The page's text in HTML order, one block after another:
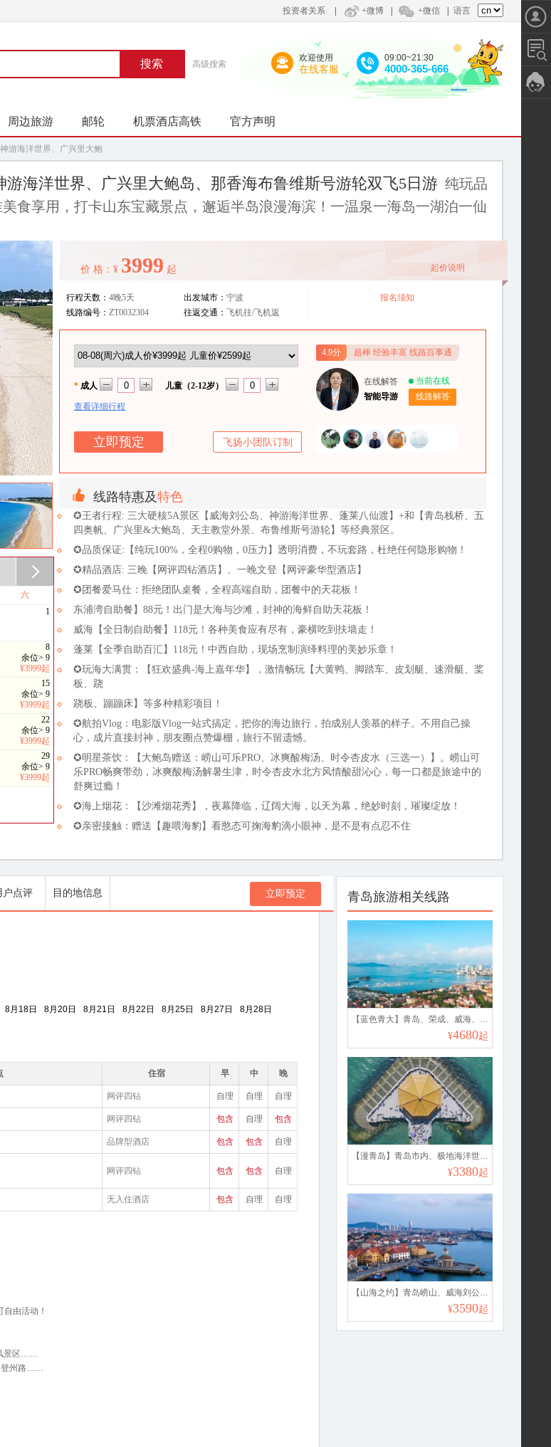
投资者关系 +微博 +微信 语言
搜索 高级搜索
欢迎使用
在线客服
09:00~21:30
4000-365-666
周边旅游 邮轮 机票酒店高铁 官方声明
游海洋世界、广兴里大鲍
游海洋世界、广兴里大鲍岛、那香海布鲁维斯号游轮双飞5日游 纯玩品
食享用，打卡山东宝藏景点，邂逅半岛浪漫海滨！一温泉一海岛一湖泊一仙
六
1
8
余位> 9
¥3999起
15
余位> 9
¥3999起
22
余位> 9
¥3999起
29
余位> 9
¥3999起
价 格：¥ 3999 起 起价说明
行程天数： 4晚5天 出发城市： 宁波
线路编号： ZT0032304 往返交通： 飞机往/飞机返
报名须知
* 成人 儿童（2-12岁）
查看详细行程
飞扬小团队订制
4.9分 超棒 经验丰富 线路百事通
在线解答
智能导游
当前在线
线路解答
线路特惠及特色
✪王者行程: 三大硬核5A景区【威海刘公岛、神游海洋世界、蓬莱八仙渡】+和【青岛栈桥、五
四奥帆、广兴里&大鲍岛、天主教堂外景、布鲁维斯号游轮】等经典景区。
✪品质保证:【纯玩100%，全程0购物，0压力】透明消费，不玩套路，杜绝任何隐形购物！
✪精品酒店: 三晚【网评四钻酒店】、一晚文登【网评豪华型酒店】
✪团餐爱马仕：拒绝团队桌餐，全程高端自助，团餐中的天花板！
东浦湾自助餐】88元！出门是大海与沙滩，封神的海鲜自助天花板！
威海【全日制自助餐】118元！各种美食应有尽有，豪横吃到扶墙走！
蓬莱【全季自助百汇】118元！中西自助，现场烹制演绎料理的美妙乐章！
✪玩海大满贯：【狂欢盛典-海上嘉年华】，激情畅玩【大黄鸭、脚踏车、皮划艇、速滑艇、桨
板、跷
跷板、蹦蹦床】等多种精彩项目！
✪航拍Vlog：电影版Vlog一站式搞定，把你的海边旅行，拍成别人羡慕的样子。不用自己操
心，成片直接封神，朋友圈点赞爆棚，旅行不留遗憾。
✪明星茶饮：【大鲍岛赠送：崂山可乐PRO、冰爽酸梅汤、时令杏皮水（三选一）】。崂山可
乐PRO畅爽带劲，冰爽酸梅汤解暑生津，时令杏皮水北方风情酸甜沁心，每一口都是旅途中的
舒爽过瘾！
✪海上烟花：【沙滩烟花秀】，夜幕降临，辽阔大海，以天为幕，绝妙时刻，璀璨绽放！
✪亲密接触：赠送【趣喂海豹】看憨态可掬海豹滴小眼神，是不是有点忍不住
户点评 目的地信息 立即预定
8月18日 8月20日 8月21日 8月22日 8月25日 8月27日 8月28日
住宿 早 中 晚
网评四钻 自理 自理 自理
网评四钻 包含 自理 包含
品牌型酒店 包含 包含 自理
网评四钻 包含 包含 自理
无入住酒店 包含 自理 自理
由活动！
景区……
登州路……
青岛旅游相关线路
【蓝色青大】青岛、荣成、威海、烟台、蓬莱、大连纯玩双飞6日游
¥4680起
【漫青岛】青岛市内、极地海洋世界、赶海、青山渔村深度4日游
¥3380起
【山海之约】青岛崂山、威海刘公岛、烟台渔人码头、蓬莱阁双飞5日
¥3590起